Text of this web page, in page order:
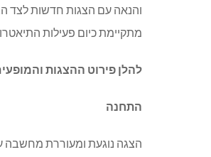
והנאה עם הצגות חדשות לצד
מתקיימת כיום פעילות
להלן פירוט ההצגות
התחנה
הצגה נוגעת ומעוררת